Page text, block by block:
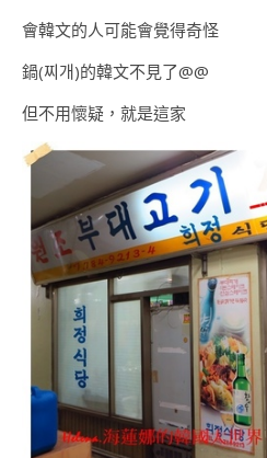
會韓文的人可能會覺得奇怪
鍋(찌개)的韓文不見了@@
但不用懷疑，就是這家